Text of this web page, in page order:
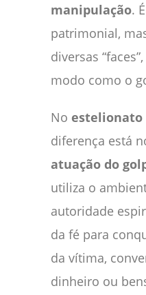
manipulação.
patrimonial,
diversas
modo como o
No estelionato
diferença está
atuação do
utiliza o
autoridade
da fé para
da vítima,
dinheiro ou